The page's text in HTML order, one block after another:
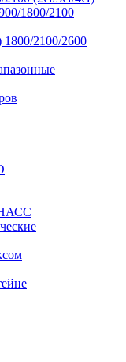
1800/2100
1800/2100/2600